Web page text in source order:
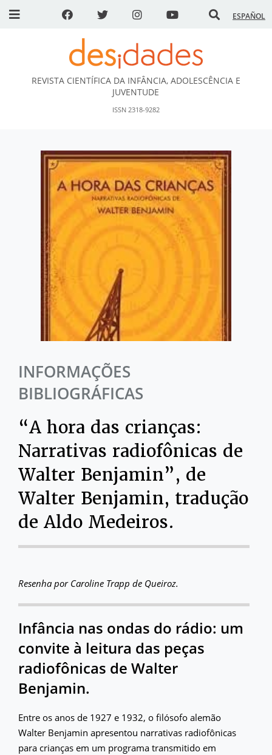
ESPAÑOL
DESidades
REVISTA CIENTÍFICA DA INFÂNCIA, ADOLESCÊNCIA E
JUVENTUDE
ISSN 2318-9282
INFORMAÇÕES
BIBLIOGRÁFICAS
“A hora das crianças:
Narrativas radiofônicas de
Walter Benjamin”, de
Walter Benjamin, tradução
de Aldo Medeiros.
Resenha por Caroline Trapp de Queiroz.
Infância nas ondas do rádio: um
convite à leitura das peças
radiofônicas de Walter
Benjamin.
Entre os anos de 1927 e 1932, o filósofo alemão
Walter Benjamin apresentou narrativas radiofônicas
para crianças em um programa transmitido em